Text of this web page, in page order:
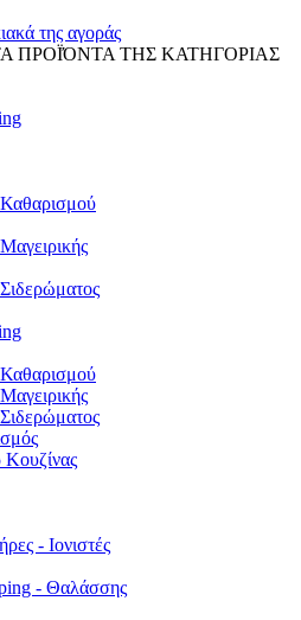
της αγοράς
ΠΡΟΪΌΝΤΑ ΤΗΣ ΚΑΤΗΓΟΡΙΑΣ
- Ιονιστές
- Θαλάσσης